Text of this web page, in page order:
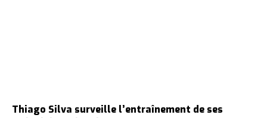
Thiago Silva surveille l’entraînement de ses